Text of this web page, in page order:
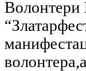
Волонтери